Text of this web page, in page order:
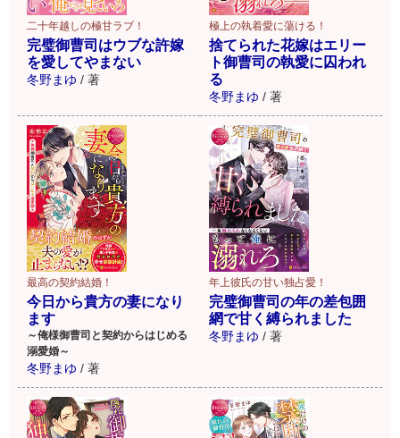
二十年越しの極甘ラブ！
完璧御曹司はウブな許嫁
を愛してやまない
冬野まゆ / 著
極上の執着愛に蕩ける！
捨てられた花嫁はエリー
ト御曹司の執愛に囚われ
る
冬野まゆ / 著
最高の契約結婚！
今日から貴方の妻になり
ます
～俺様御曹司と契約からはじめる
溺愛婚～
冬野まゆ / 著
年上彼氏の甘い独占愛！
完璧御曹司の年の差包囲
網で甘く縛られました
冬野まゆ / 著